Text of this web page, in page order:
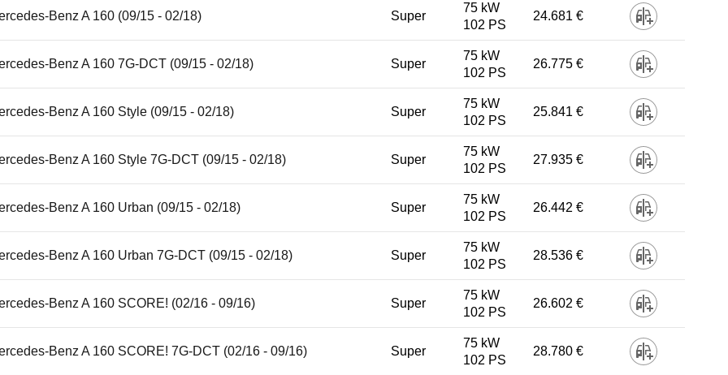
Benz A 160 (09/15 - 02/18) Super
75 kW
102 PS
24.681 €
Benz A 160 7G-DCT (09/15 - 02/18) Super
75 kW
102 PS
26.775 €
Benz A 160 Style (09/15 - 02/18) Super
75 kW
102 PS
25.841 €
Benz A 160 Style 7G-DCT (09/15 - 02/18) Super
75 kW
102 PS
27.935 €
Benz A 160 Urban (09/15 - 02/18) Super
75 kW
102 PS
26.442 €
Benz A 160 Urban 7G-DCT (09/15 - 02/18) Super
75 kW
102 PS
28.536 €
Benz A 160 SCORE! (02/16 - 09/16) Super
75 kW
102 PS
26.602 €
Benz A 160 SCORE! 7G-DCT (02/16 - 09/16) Super
75 kW
102 PS
28.780 €